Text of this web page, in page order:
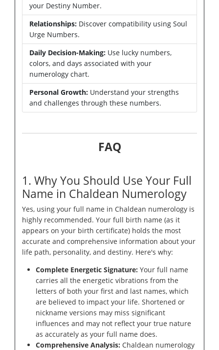
your Destiny Number.
Relationships: Discover compatibility using Soul
Urge Numbers.
Daily Decision-Making: Use lucky numbers,
colors, and days associated with your
numerology chart.
Personal Growth: Understand your strengths
and challenges through these numbers.
FAQ
1. Why You Should Use Your Full
Name in Chaldean Numerology
Yes, using your full name in Chaldean numerology is
highly recommended. Your full birth name (as it
appears on your birth certificate) holds the most
accurate and comprehensive information about your
life path, personality, and destiny. Here's why:
Complete Energetic Signature: Your full name
carries all the energetic vibrations from the
letters of both your first and last names, which
are believed to impact your life. Shortened or
nickname versions may miss significant
influences and may not reflect your true nature
as accurately as your full name does.
Comprehensive Analysis: Chaldean numerology